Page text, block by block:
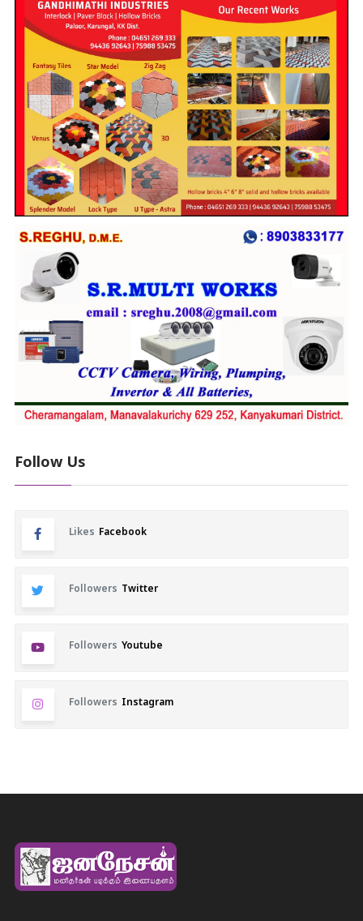
Follow Us
Likes Facebook
Followers Twitter
Followers Youtube
Followers Instagram